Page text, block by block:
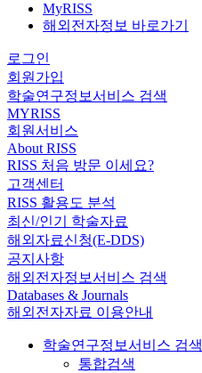
MyRISS
해외전자정보 바로가기
로그인
회원가입
학술연구정보서비스 검색
MYRISS
회원서비스
About RISS
RISS 처음 방문 이세요?
고객센터
RISS 활용도 분석
최신/인기 학술자료
해외자료신청(E-DDS)
공지사항
해외전자정보서비스 검색
Databases & Journals
해외전자자료 이용안내
학술연구정보서비스 검색
통합검색